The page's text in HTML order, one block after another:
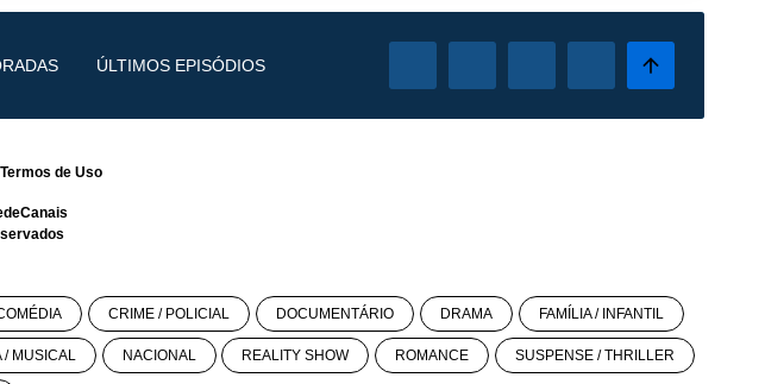
ÚLTIMOS EPISÓDIOS
Termos de Uso
CRIME / POLICIAL DOCUMENTÁRIO DRAMA FAMÍLIA / INFANTIL
/ MUSICAL NACIONAL REALITY SHOW ROMANCE SUSPENSE / THRILLER